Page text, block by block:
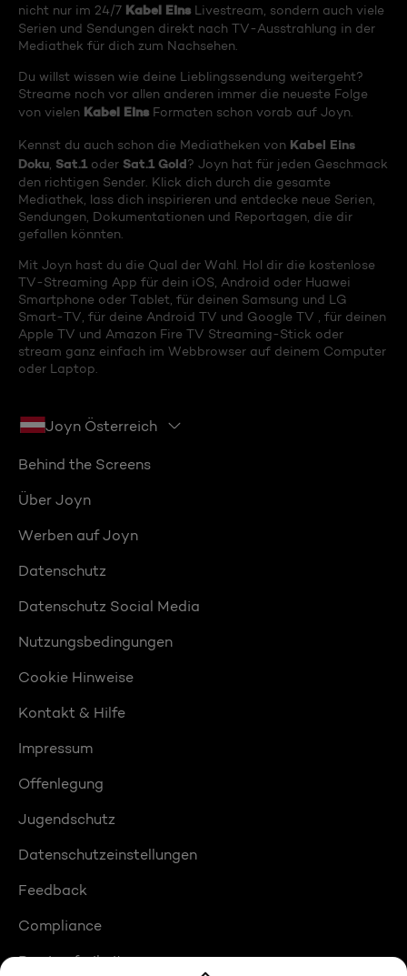
nicht nur im 24/7 Kabel EinsLivestream, sondern auch viele
Serien und Sendungen direkt nach TV-Ausstrahlung in der
Mediathek für dich zum Nachsehen.
Du willst wissen wie deine Lieblingssendung weitergeht?
Streame noch vor allen anderen immer die neueste Folge
von vielen Kabel EinsFormaten schon vorab auf Joyn.
Kennst du auch schon die Mediatheken von Kabel Eins
Doku Sat.1oder Sat.1 Gold? Joyn hat für jeden Geschmack
den richtigen Sender. Klick dich durch die gesamte
Mediathek, lass dich inspirieren und entdecke neue Serien,
Sendungen, Dokumentationen und Reportagen, die dir
gefallen könnten.
Mit Joyn hast du die Qual der Wahl. Hol dir die kostenlose
TV-Streaming App für dein iOS, Android oder Huawei
Smartphone oder Tablet, für deinen Samsung und LG
Smart-TV, für deine Android TV und Google TV , für deinen
Apple TV und Amazon Fire TV Streaming-Stick oder
stream ganz einfach im Webbrowser auf deinem Computer
oder Laptop.
Joyn Österreich
Behind the Screens
Über Joyn
Werben auf Joyn
Datenschutz
Datenschutz Social Media
Nutzungsbedingungen
Cookie Hinweise
Kontakt & Hilfe
Impressum
Offenlegung
Jugendschutz
Datenschutzeinstellungen
Feedback
Compliance
Barrierefreiheit